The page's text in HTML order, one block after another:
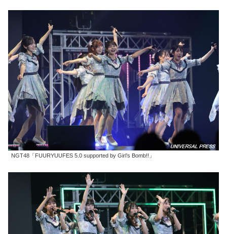
NGT48「FUURYUUFES 5.0 supported by Girl’s Bomb!!」